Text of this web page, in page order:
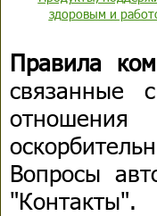
здоровым и
Правила
связанные
Вопросы
"Контакты".